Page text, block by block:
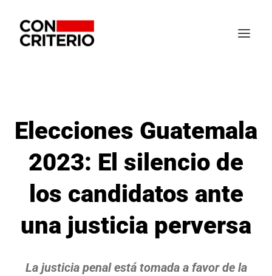
Elecciones Guatemala
2023: El silencio de
los candidatos ante
una justicia perversa
La justicia penal está tomada a favor de la